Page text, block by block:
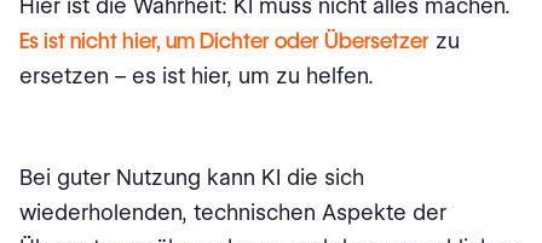
Hier ist die Wahrheit: KI muss nicht alles machen.
Es ist nicht hier, um Dichter oder Übersetzer zu
ersetzen – es ist hier, um zu helfen.
Bei guter Nutzung kann KI die sich
wiederholenden, technischen Aspekte der